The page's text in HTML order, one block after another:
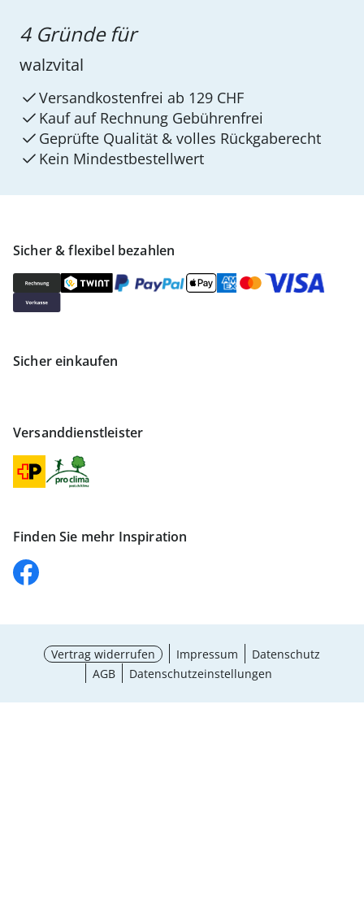
Sicher & flexibel bezahlen
Sicher einkaufen
Versanddienstleister
Finden Sie mehr Inspiration
4 Gründe für
walzvital
Versandkostenfrei ab 129 CHF
Kauf auf Rechnung Gebührenfrei
Geprüfte Qualität & volles Rückgaberecht
Kein Mindest­bestellwert
Vertrag widerrufen Impressum
Datenschutz
AGB
Datenschutzeinstellungen